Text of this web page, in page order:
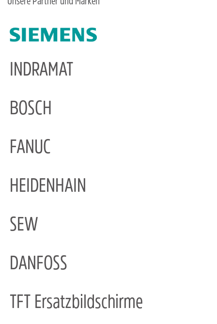
INDRAMAT
BOSCH
FANUC
HEIDENHAIN
SEW
DANFOSS
TFT Ersatzbildschirme